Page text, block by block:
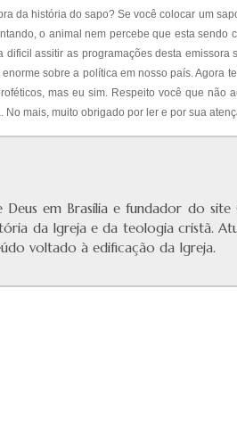
da história do sapo? Se você colocar um
o animal nem percebe que esta sendo
assitir as programações desta
sobre a política em nosso país. Agora
mas eu sim. Respeito você que não
mais, muito obrigado por ler e por sua
em Brasília e fundador do site
da Igreja e da teologia cristã.
voltado à edificação da Igreja.